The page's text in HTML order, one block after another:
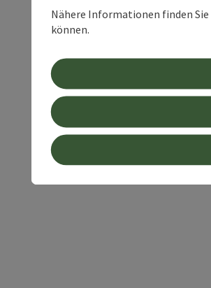
Nähere Informationen finden
können.